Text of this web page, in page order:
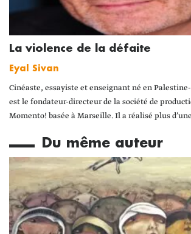
La violence de la défaite
Eyal Sivan
Cinéaste, essayiste et enseignant né en
est le fondateur-directeur de la société de
Momento! basée à Marseille. Il a réalisé plus
Du même auteur